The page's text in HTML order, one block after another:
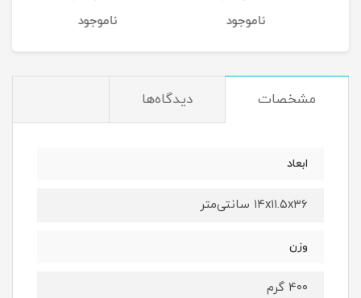
مشخصات دیدگاه‌ها
ابعاد
۱۴x۱۱.۵x۳۶ سانتی‌متر
وزن
۴۰۰ گرم